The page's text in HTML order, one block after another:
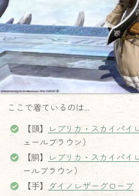
ここで着ているのは…
【頭】
レプリカ・スカイパイ
ェールブラウン）
【胴】レプリカ・スカイパイ
ールブラウン）
【手】
ダイノレザーグローブ